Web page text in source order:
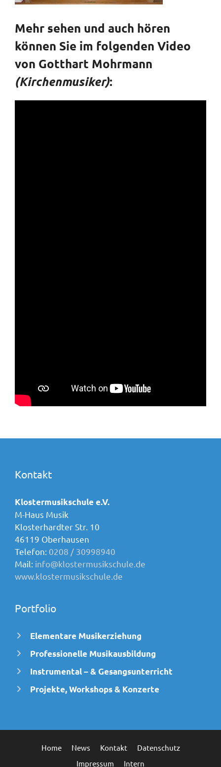
Mehr sehen und auch hören
können Sie im folgenden Video
von Gotthart Mohrmann
(Kirchenmusiker):
Kontakt
Klostermusikschule e.V.
M-Haus Musik
Klosterhardter Str. 10
46119 Oberhausen
Telefon: 0208 / 30998940
Mail: info@klostermusikschule.de
www.klostermusikschule.de
Portfolio
Elementare Musikerziehung
Professionelle Musikausbildung
Instrumental – & Gesangsunterricht
Projekte, Workshops & Konzerte
Home News Kontakt
Datenschutz
Impressum
Intern